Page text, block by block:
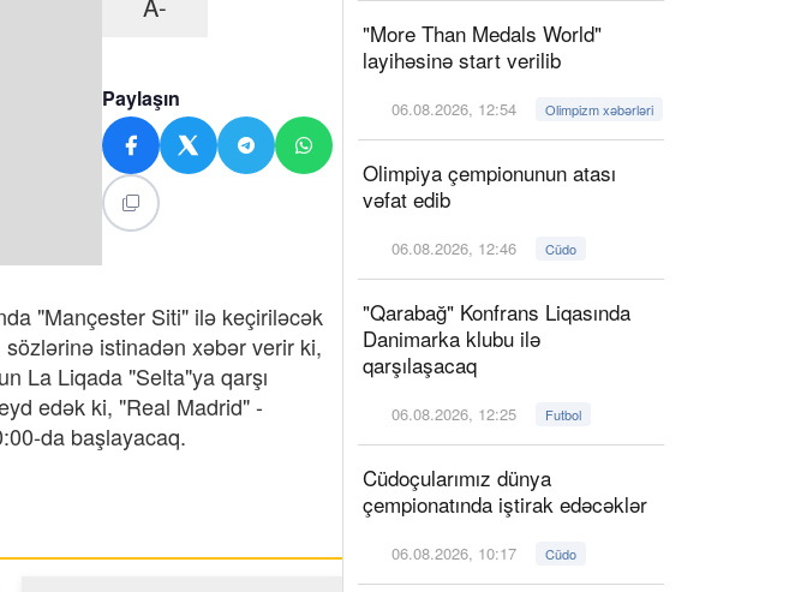
Paylaşın
"Mançester Siti" ilə keçiriləcək
istinadən xəbər verir ki,
La Liqada "Selta"ya qarşı
edək ki, "Real Madrid" -
da başlayacaq.
"More Than Medals World"
layihəsinə start verilib
06.08.2026, 12:54 Olimpizm xəbərləri
Olimpiya çempionunun atası
vəfat edib
06.08.2026, 12:46 Cüdo
"Qarabağ" Konfrans Liqasında
Danimarka klubu ilə
qarşılaşacaq
06.08.2026, 12:25 Futbol
Cüdoçularımız dünya
çempionatında iştirak edəcəklər
06.08.2026, 10:17 Cüdo